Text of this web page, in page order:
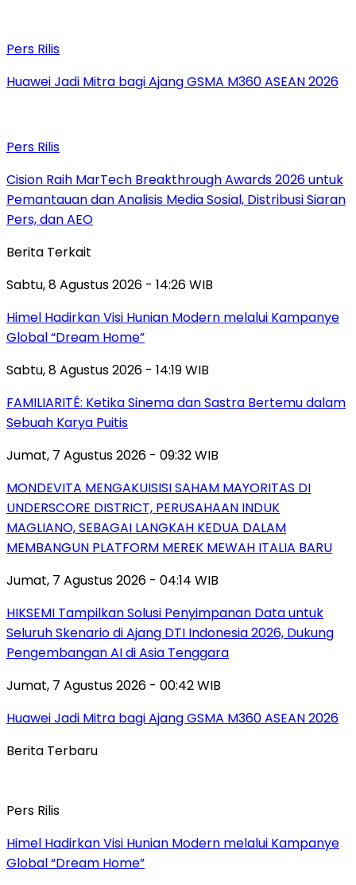
Pers Rilis
Huawei Jadi Mitra bagi Ajang GSMA M360 ASEAN 2026
Pers Rilis
Cision Raih MarTech Breakthrough Awards 2026 untuk
Pemantauan dan Analisis Media Sosial, Distribusi Siaran
Pers, dan AEO
Berita Terkait
Sabtu, 8 Agustus 2026 - 14:26 WIB
Himel Hadirkan Visi Hunian Modern melalui Kampanye
Global “Dream Home”
Sabtu, 8 Agustus 2026 - 14:19 WIB
FAMILIARITÉ: Ketika Sinema dan Sastra Bertemu dalam
Sebuah Karya Puitis
Jumat, 7 Agustus 2026 - 09:32 WIB
MONDEVITA MENGAKUISISI SAHAM MAYORITAS DI
UNDERSCORE DISTRICT, PERUSAHAAN INDUK
MAGLIANO, SEBAGAI LANGKAH KEDUA DALAM
MEMBANGUN PLATFORM MEREK MEWAH ITALIA BARU
Jumat, 7 Agustus 2026 - 04:14 WIB
HIKSEMI Tampilkan Solusi Penyimpanan Data untuk
Seluruh Skenario di Ajang DTI Indonesia 2026, Dukung
Pengembangan AI di Asia Tenggara
Jumat, 7 Agustus 2026 - 00:42 WIB
Huawei Jadi Mitra bagi Ajang GSMA M360 ASEAN 2026
Berita Terbaru
Pers Rilis
Himel Hadirkan Visi Hunian Modern melalui Kampanye
Global “Dream Home”